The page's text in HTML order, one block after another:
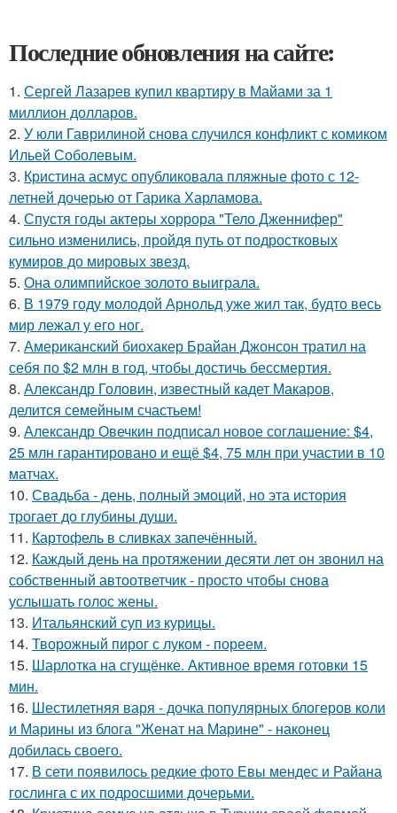
Последние обновления на сайте:
1. Сергей Лазарев купил квартиру в Майами за 1
миллион долларов.
2. У юли Гаврилиной снова случился конфликт с комиком
Ильей Соболевым.
3. Кристина асмус опубликовала пляжные фото с 12-
летней дочерью от Гарика Харламова.
4. Спустя годы актеры хоррора "Тело Дженнифер"
сильно изменились, пройдя путь от подростковых
кумиров до мировых звезд.
5. Она олимпийское золото выиграла.
6. В 1979 году молодой Арнольд уже жил так, будто весь
мир лежал у его ног.
7. Американский биохакер Брайан Джонсон тратил на
себя по $2 млн в год, чтобы достичь бессмертия.
8. Александр Головин, известный кадет Макаров,
делится семейным счастьем!
9. Александр Овечкин подписал новое соглашение: $4,
25 млн гарантировано и ещё $4, 75 млн при участии в 10
матчах.
10. Свадьба - день, полный эмоций, но эта история
трогает до глубины души.
11. Картофель в сливках запечённый.
12. Каждый день на протяжении десяти лет он звонил на
собственный автоответчик - просто чтобы снова
услышать голос жены.
13. Итальянский суп из курицы.
14. Творожный пирог с луком - пореем.
15. Шарлотка на сгущёнке. Активное время готовки 15
мин.
16. Шестилетняя варя - дочка популярных блогеров коли
и Марины из блога "Женат на Марине" - наконец
добилась своего.
17. В сети появилось редкие фото Евы мендес и Райана
гослинга с их подросшими дочерьми.